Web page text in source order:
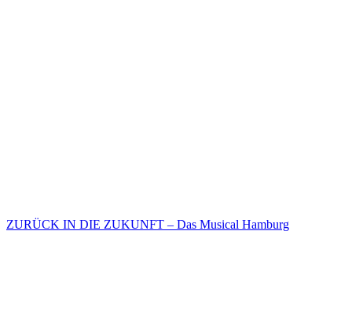
ZURÜCK IN DIE ZUKUNFT – Das Musical Hamburg